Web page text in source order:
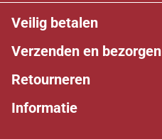
Veilig betalen
Verzenden en bezorgen
Retourneren
Informatie